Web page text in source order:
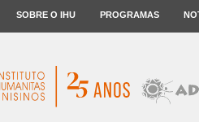
SOBRE O IHU PROGRAMAS